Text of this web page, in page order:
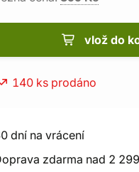
vlož do
140 ks prodáno
dní na vrácení
zdarma nad 2